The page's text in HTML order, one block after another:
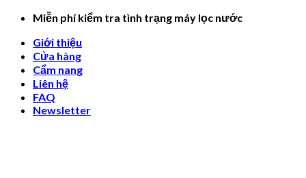
Skip
content
Miễn phí kiểm tra tình trạng máy lọc nước
Giới thiệu
Cửa hàng
Cẩm nang
Liên hệ
FAQ
Newsletter